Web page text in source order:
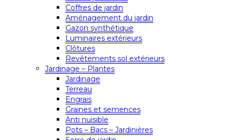
Coffres de jardin
Aménagement du jardin
Gazon synthétique
Luminaires extérieurs
Clôtures
Revêtements sol extérieurs
Jardinage – Plantes
Jardinage
Terreau
Engrais
Graines et semences
Anti nuisible
Pots – Bacs – Jardinières